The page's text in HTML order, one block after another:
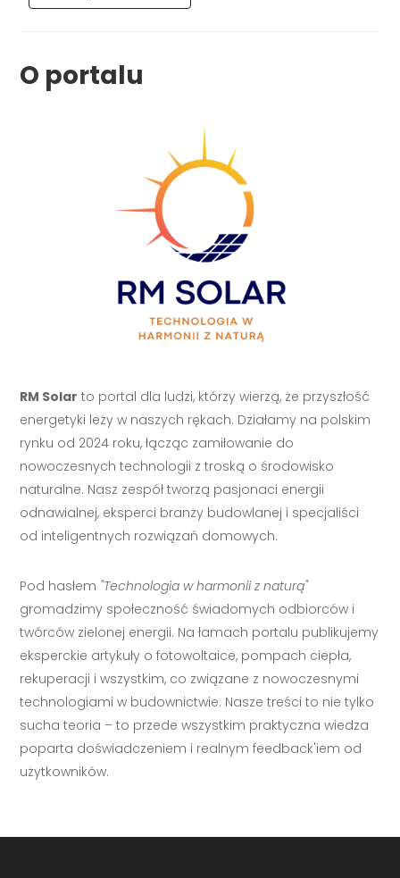
O portalu
RM Solar to portal dla ludzi, którzy wierzą, że przyszłość
energetyki leży w naszych rękach. Działamy na polskim
rynku od 2024 roku, łącząc zamiłowanie do
nowoczesnych technologii z troską o środowisko
naturalne. Nasz zespół tworzą pasjonaci energii
odnawialnej, eksperci branży budowlanej i specjaliści
od inteligentnych rozwiązań domowych.
Pod hasłem "Technologia w harmonii z naturą"
gromadzimy społeczność świadomych odbiorców i
twórców zielonej energii. Na łamach portalu publikujemy
eksperckie artykuły o fotowoltaice, pompach ciepła,
rekuperacji i wszystkim, co związane z nowoczesnymi
technologiami w budownictwie. Nasze treści to nie tylko
sucha teoria – to przede wszystkim praktyczna wiedza
poparta doświadczeniem i realnym feedback'iem od
użytkowników.